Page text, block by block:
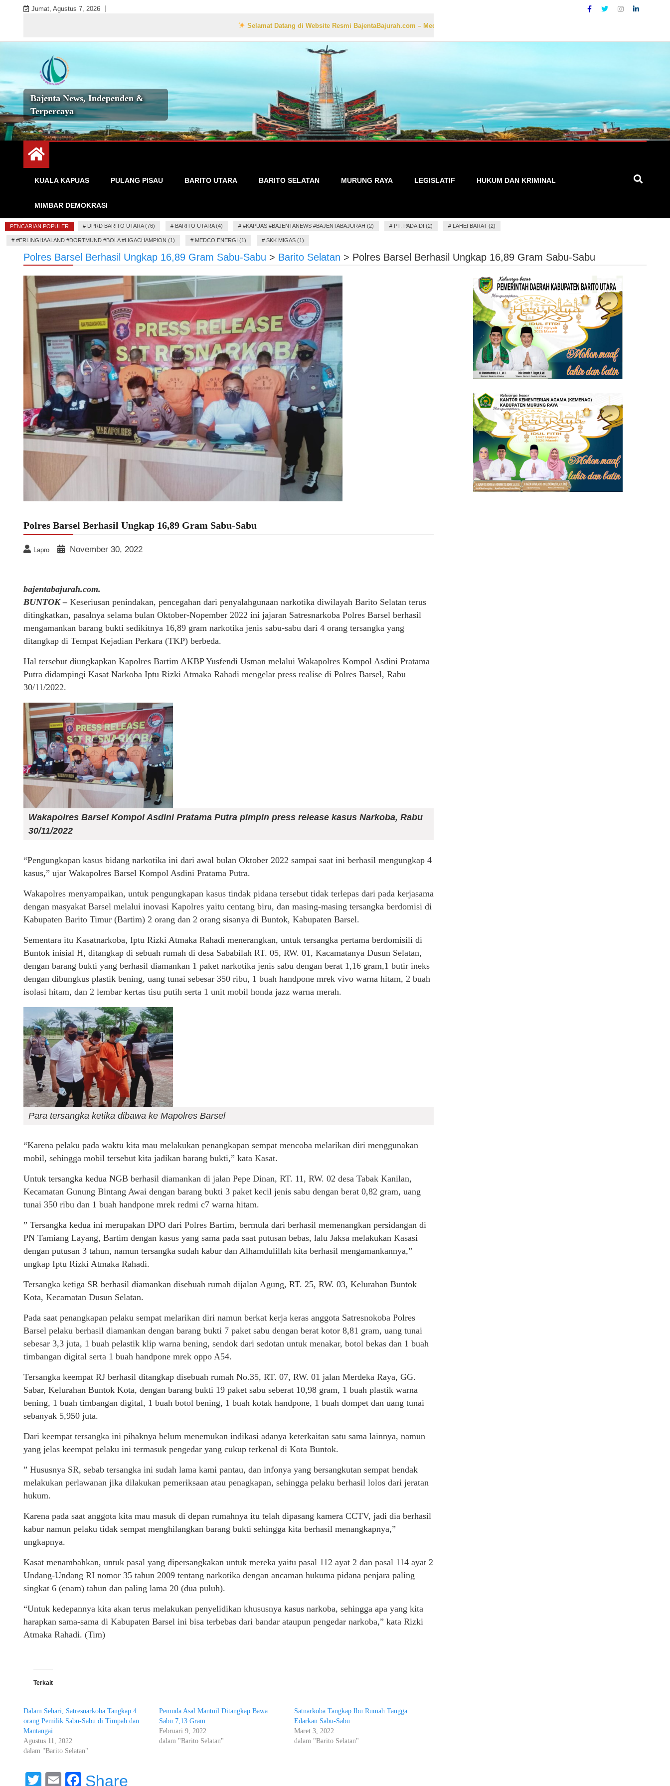
Jumat, Agustus 7, 2026
Selamat Datang di Website Resmi BajentaBajurah.com – Media Informasi Lokal yang Akurat, Cepat, dan Terpercaya
Bajenta News, Independen &
Terpercaya
KUALA KAPUAS PULANG PISAU BARITO UTARA BARITO SELATAN MURUNG RAYA LEGISLATIF HUKUM DAN KRIMINAL
MIMBAR DEMOKRASI
PENCARIAN POPULER # DPRD BARITO UTARA (76) # BARITO UTARA (4) # #KAPUAS #BAJENTANEWS #BAJENTABAJURAH (2) # PT. PADAIDI (2) # LAHEI BARAT (2)
# #ERLINGHAALAND #DORTMUND #BOLA #LIGACHAMPION (1) # MEDCO ENERGI (1) # SKK MIGAS (1)
Polres Barsel Berhasil Ungkap 16,89 Gram Sabu-Sabu > Barito Selatan > Polres Barsel Berhasil Ungkap 16,89 Gram Sabu-Sabu
Polres Barsel Berhasil Ungkap 16,89 Gram Sabu-Sabu
Lapro November 30, 2022
bajentabajurah.com.
BUNTOK – Keseriusan penindakan, pencegahan dari penyalahgunaan narkotika diwilayah Barito Selatan terus
ditingkatkan, pasalnya selama bulan Oktober-Nopember 2022 ini jajaran Satresnarkoba Polres Barsel berhasil
mengamankan barang bukti sedikitnya 16,89 gram narkotika jenis sabu-sabu dari 4 orang tersangka yang
ditangkap di Tempat Kejadian Perkara (TKP) berbeda.
Hal tersebut diungkapkan Kapolres Bartim AKBP Yusfendi Usman melalui Wakapolres Kompol Asdini Pratama
Putra didampingi Kasat Narkoba Iptu Rizki Atmaka Rahadi mengelar press realise di Polres Barsel, Rabu
30/11/2022.
Wakapolres Barsel Kompol Asdini Pratama Putra pimpin press release kasus Narkoba, Rabu
30/11/2022
“Pengungkapan kasus bidang narkotika ini dari awal bulan Oktober 2022 sampai saat ini berhasil mengungkap 4
kasus,” ujar Wakapolres Barsel Kompol Asdini Pratama Putra.
Wakapolres menyampaikan, untuk pengungkapan kasus tindak pidana tersebut tidak terlepas dari pada kerjasama
dengan masyakat Barsel melalui inovasi Kapolres yaitu centang biru, dan masing-masing tersangka berdomisi di
Kabupaten Barito Timur (Bartim) 2 orang dan 2 orang sisanya di Buntok, Kabupaten Barsel.
Sementara itu Kasatnarkoba, Iptu Rizki Atmaka Rahadi menerangkan, untuk tersangka pertama berdomisili di
Buntok inisial H, ditangkap di sebuah rumah di desa Sababilah RT. 05, RW. 01, Kacamatanya Dusun Selatan,
dengan barang bukti yang berhasil diamankan 1 paket narkotika jenis sabu dengan berat 1,16 gram,1 butir ineks
dengan dibungkus plastik bening, uang tunai sebesar 350 ribu, 1 buah handpone mrek vivo warna hitam, 2 buah
isolasi hitam, dan 2 lembar kertas tisu putih serta 1 unit mobil honda jazz warna merah.
Para tersangka ketika dibawa ke Mapolres Barsel
“Karena pelaku pada waktu kita mau melakukan penangkapan sempat mencoba melarikan diri menggunakan
mobil, sehingga mobil tersebut kita jadikan barang bukti,” kata Kasat.
Untuk tersangka kedua NGB berhasil diamankan di jalan Pepe Dinan, RT. 11, RW. 02 desa Tabak Kanilan,
Kecamatan Gunung Bintang Awai dengan barang bukti 3 paket kecil jenis sabu dengan berat 0,82 gram, uang
tunai 350 ribu dan 1 buah handpone mrek redmi c7 warna hitam.
” Tersangka kedua ini merupakan DPO dari Polres Bartim, bermula dari berhasil memenangkan persidangan di
PN Tamiang Layang, Bartim dengan kasus yang sama pada saat putusan bebas, lalu Jaksa melakukan Kasasi
dengan putusan 3 tahun, namun tersangka sudah kabur dan Alhamdulillah kita berhasil mengamankannya,”
ungkap Iptu Rizki Atmaka Rahadi.
Tersangka ketiga SR berhasil diamankan disebuah rumah dijalan Agung, RT. 25, RW. 03, Kelurahan Buntok
Kota, Kecamatan Dusun Selatan.
Pada saat penangkapan pelaku sempat melarikan diri namun berkat kerja keras anggota Satresnokoba Polres
Barsel pelaku berhasil diamankan dengan barang bukti 7 paket sabu dengan berat kotor 8,81 gram, uang tunai
sebesar 3,3 juta, 1 buah pelastik klip warna bening, sendok dari sedotan untuk menakar, botol bekas dan 1 buah
timbangan digital serta 1 buah handpone mrek oppo A54.
Tersangka keempat RJ berhasil ditangkap disebuah rumah No.35, RT. 07, RW. 01 jalan Merdeka Raya, GG.
Sabar, Kelurahan Buntok Kota, dengan barang bukti 19 paket sabu seberat 10,98 gram, 1 buah plastik warna
bening, 1 buah timbangan digital, 1 buah botol bening, 1 buah kotak handpone, 1 buah dompet dan uang tunai
sebanyak 5,950 juta.
Dari keempat tersangka ini pihaknya belum menemukan indikasi adanya keterkaitan satu sama lainnya, namun
yang jelas keempat pelaku ini termasuk pengedar yang cukup terkenal di Kota Buntok.
” Hususnya SR, sebab tersangka ini sudah lama kami pantau, dan infonya yang bersangkutan sempat hendak
melakukan perlawanan jika dilakukan pemeriksaan atau penagkapan, sehingga pelaku berhasil lolos dari jeratan
hukum.
Karena pada saat anggota kita mau masuk di depan rumahnya itu telah dipasang kamera CCTV, jadi dia berhasil
kabur namun pelaku tidak sempat menghilangkan barang bukti sehingga kita berhasil menangkapnya,”
ungkapnya.
Kasat menambahkan, untuk pasal yang dipersangkakan untuk mereka yaitu pasal 112 ayat 2 dan pasal 114 ayat 2
Undang-Undang RI nomor 35 tahun 2009 tentang narkotika dengan ancaman hukuma pidana penjara paling
singkat 6 (enam) tahun dan paling lama 20 (dua puluh).
“Untuk kedepannya kita akan terus melakukan penyelidikan khususnya kasus narkoba, sehingga apa yang kita
harapkan sama-sama di Kabupaten Barsel ini bisa terbebas dari bandar ataupun pengedar narkoba,” kata Rizki
Atmaka Rahadi. (Tim)
Terkait
Dalam Sehari, Satresnarkoba Tangkap 4
orang Pemilik Sabu-Sabu di Timpah dan
Mantangai
Agustus 11, 2022
dalam "Barito Selatan"
Pemuda Asal Mantuil Ditangkap Bawa
Sabu 7,13 Gram
Februari 9, 2022
dalam "Barito Selatan"
Satnarkoba Tangkap Ibu Rumah Tangga
Edarkan Sabu-Sabu
Maret 3, 2022
dalam "Barito Selatan"
Twitter
EmailFacebook
Share